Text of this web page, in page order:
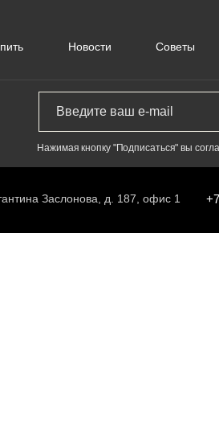
Новости Советы
Нажимая кнопку "Подписаться" вы
Заслонова, д. 187, офис 1